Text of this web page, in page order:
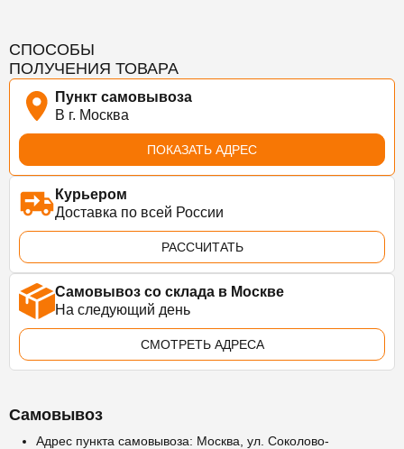
СПОСОБЫ
ПОЛУЧЕНИЯ ТОВАРА
Пункт самовывоза
В г. Москва
ПОКАЗАТЬ АДРЕС
Курьером
Доставка по всей России
РАССЧИТАТЬ
Самовывоз со склада в Москве
На следующий день
СМОТРЕТЬ АДРЕСА
Самовывоз
Адрес пункта самовывоза: Москва, ул. Соколово-